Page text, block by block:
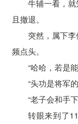
牛辅一看，
且撤退。
突然，属下
频点头。
“哈哈，若是
“头功是将军
“老子会和手
转眼来到了